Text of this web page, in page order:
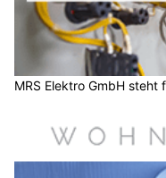
MRS Elektro GmbH